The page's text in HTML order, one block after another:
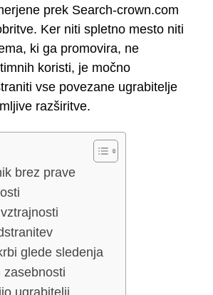
prek Search-crown.com
Ker niti spletno mesto niti
ki ga promovira, ne
koristi, je močno
vse povezane ugrabitelje
razširitve.
brez prave
glede sledenja
zasebnosti
ugrabitelji